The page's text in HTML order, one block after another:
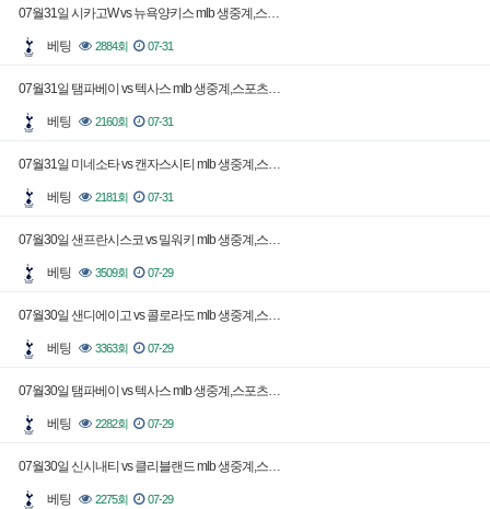
07월31일 시카고W vs 뉴욕양키스 mlb 생중계,스…
베팅 2884회 07-31
07월31일 탬파베이 vs 텍사스 mlb 생중계,스포츠…
베팅 2160회 07-31
07월31일 미네소타 vs 캔자스시티 mlb 생중계,스…
베팅 2181회 07-31
07월30일 샌프란시스코 vs 밀워키 mlb 생중계,스…
베팅 3509회 07-29
07월30일 샌디에이고 vs 콜로라도 mlb 생중계,스…
베팅 3363회 07-29
07월30일 탬파베이 vs 텍사스 mlb 생중계,스포츠…
베팅 2282회 07-29
07월30일 신시내티 vs 클리블랜드 mlb 생중계,스…
베팅 2275회 07-29